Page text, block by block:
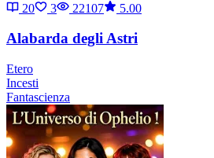
20
3 22107 5.00
Alabarda degli Astri
Etero
Incesti
Fantascienza